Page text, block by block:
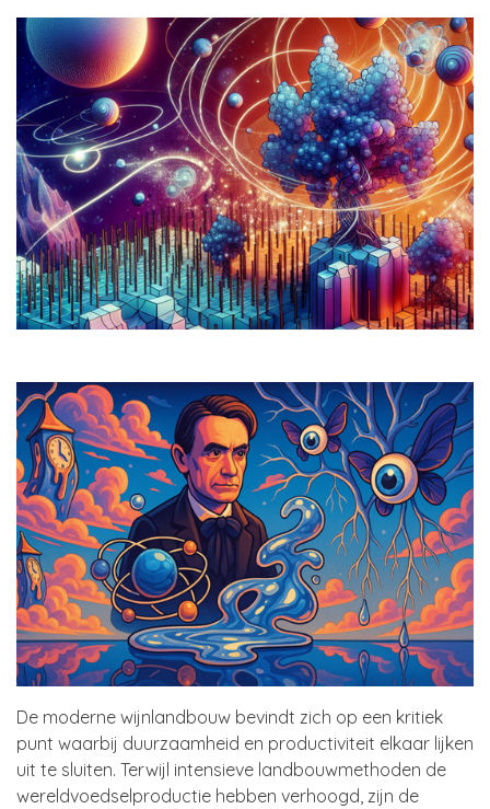
De moderne wijnlandbouw bevindt zich op een kritiek
punt waarbij duurzaamheid en productiviteit elkaar lijken
uit te sluiten. Terwijl intensieve landbouwmethoden de
wereldvoedselproductie hebben verhoogd, zijn de